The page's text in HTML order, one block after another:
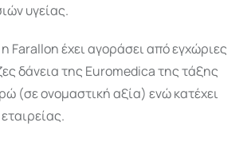
υγείας.
Farallon έχει αγοράσει από εγχώριες
δάνεια της Euromedica της τάξης
(σε ονομαστική αξία) ενώ κατέχει